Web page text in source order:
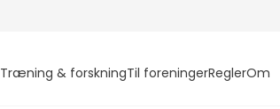
Træning & forskningTil foreningerReglerOm